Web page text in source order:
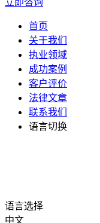
首页
关于我们
执业领域
成功案例
客户评价
法律文章
联系我们
语言切换
语言选择
中文